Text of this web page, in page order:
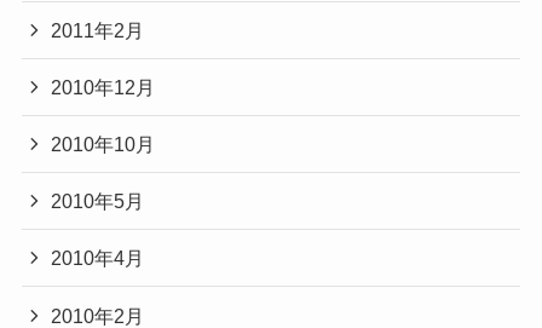
2011年2月
2010年12月
2010年10月
2010年5月
2010年4月
2010年2月